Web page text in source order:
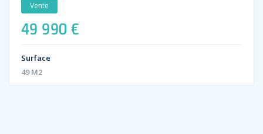
Vente
49 990 €
Surface
49 M2